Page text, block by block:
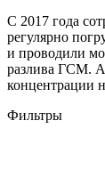
С 2017 года
регулярно
и проводили
разлива ГСМ.
концентрации
Фильтры